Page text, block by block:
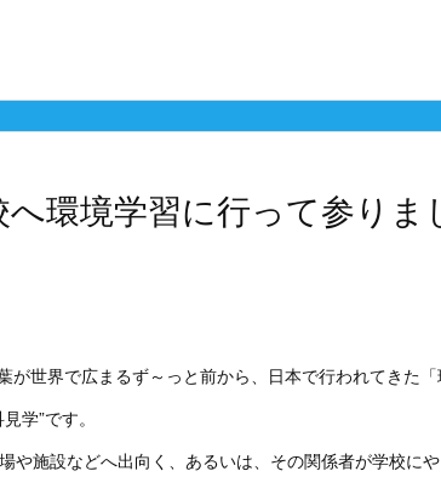
環境学習に行って参りま
が世界で広まるず～っと前から、日本で行われてきた「
学”です。
や施設などへ出向く、あるいは、その関係者が学校に